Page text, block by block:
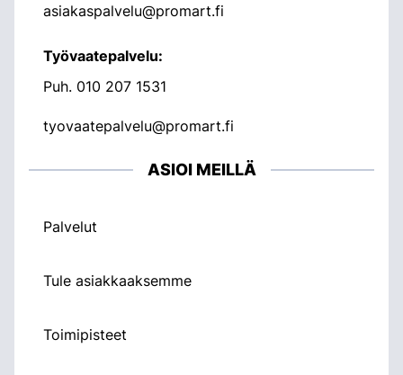
asiakaspalvelu@promart.fi
Työvaatepalvelu:
Puh. 010 207 1531
tyovaatepalvelu@promart.fi
ASIOI MEILLÄ
Palvelut
Tule asiakkaaksemme
Toimipisteet